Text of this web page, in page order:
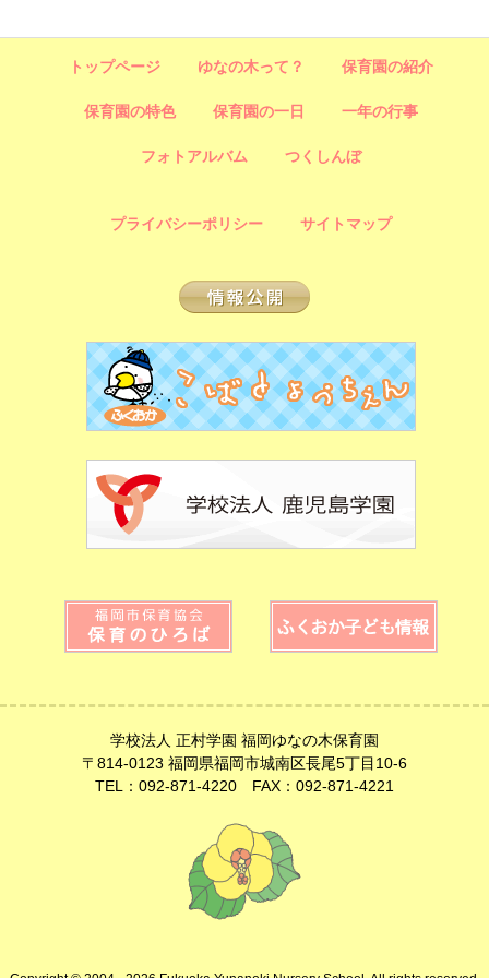
トップページ ゆなの木って？ 保育園の紹介
保育園の特色 保育園の一日 一年の行事
フォトアルバム つくしんぼ
プライバシーポリシー サイトマップ
学校法人 正村学園 福岡ゆなの木保育園
〒814-0123 福岡県福岡市城南区長尾5丁目10-6
TEL：092-871-4220 FAX：092-871-4221